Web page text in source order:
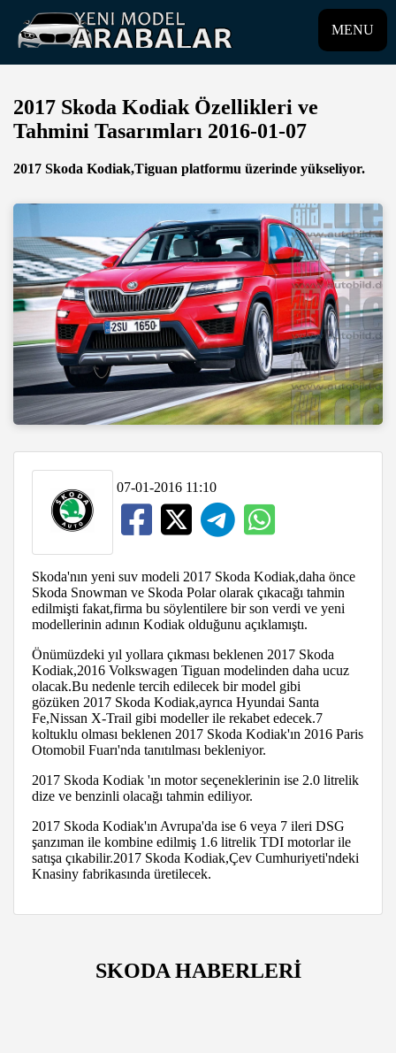
MENU
2017 Skoda Kodiak Özellikleri ve
Tahmini Tasarımları 2016-01-07
2017 Skoda Kodiak,Tiguan platformu üzerinde yükseliyor.
07-01-2016 11:10
Skoda'nın yeni suv modeli 2017 Skoda Kodiak,daha önce
Skoda Snowman ve Skoda Polar olarak çıkacağı tahmin
edilmişti fakat,firma bu söylentilere bir son verdi ve yeni
modellerinin adının Kodiak olduğunu açıklamıştı.
Önümüzdeki yıl yollara çıkması beklenen 2017 Skoda
Kodiak,2016 Volkswagen Tiguan modelinden daha ucuz
olacak.Bu nedenle tercih edilecek bir model gibi
gözüken 2017 Skoda Kodiak,ayrıca Hyundai Santa
Fe,Nissan X-Trail gibi modeller ile rekabet edecek.7
koltuklu olması beklenen 2017 Skoda Kodiak'ın 2016 Paris
Otomobil Fuarı'nda tanıtılması bekleniyor.
2017 Skoda Kodiak 'ın motor seçeneklerinin ise 2.0 litrelik
dize ve benzinli olacağı tahmin ediliyor.
2017 Skoda Kodiak'ın Avrupa'da ise 6 veya 7 ileri DSG
şanzıman ile kombine edilmiş 1.6 litrelik TDI motorlar ile
satışa çıkabilir.2017 Skoda Kodiak,Çev Cumhuriyeti'ndeki
Knasiny fabrikasında üretilecek.
SKODA HABERLERİ